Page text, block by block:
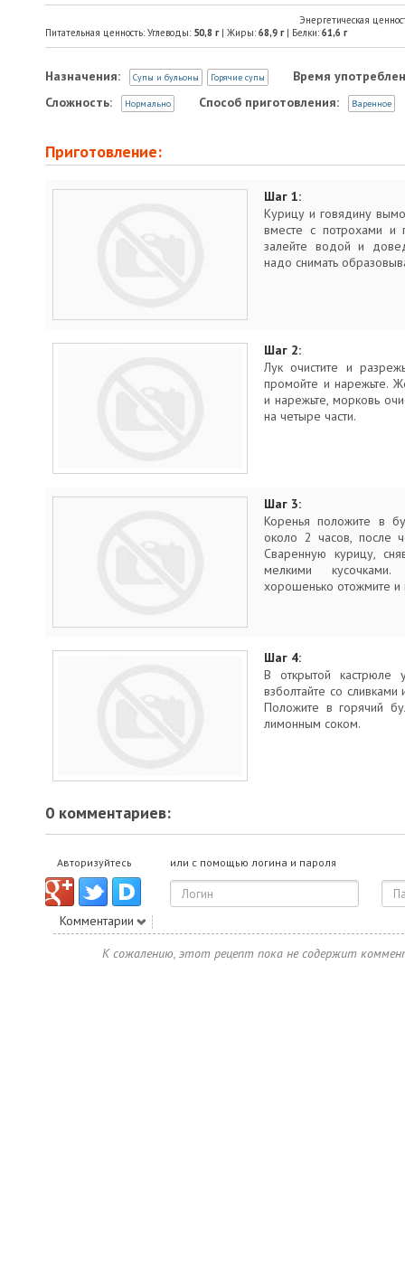
Энергетическая
Питательная ценность: Углеводы: 50,8 г| Жиры: 68,9 г| Белки: 61,6 г
Назначения: Супы и бульоны Горячие супы
Время
Сложность:
Нормально Способ приготовления: Варенное
Приготовление:
Шаг 1:
Курицу и говядину
вместе с потрохами и
залейте водой и
надо снимать
Шаг 2:
Лук очистите и
промойте и нарежьте.
и нарежьте, морковь
на четыре части.
Шаг 3:
Коренья положите в
около 2 часов, после
Сваренную курицу,
мелкими
хорошенько отожмите и
Шаг 4:
В открытой
взболтайте со
Положите в горячий
лимонным соком.
0 комментариев:
Авторизуйтесь или с помощью логина и пароля
Комментарии
К сожалению, этот рецепт пока не содержит